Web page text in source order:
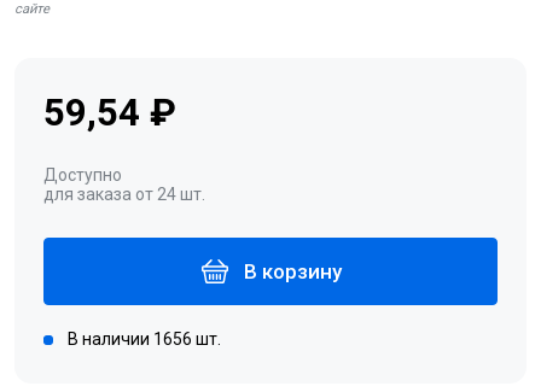
сайте
59,54 ₽
Доступно
для заказа от 24 шт.
В корзину
В наличии 1656 шт.